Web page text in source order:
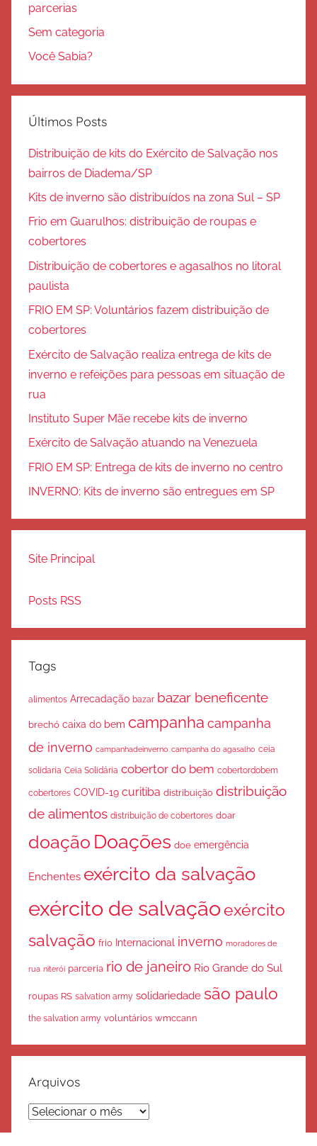
parcerias
Sem categoria
Você Sabia?
Últimos Posts
Distribuição de kits do Exército de Salvação nos
bairros de Diadema/SP
Kits de inverno são distribuídos na zona Sul – SP
Frio em Guarulhos: distribuição de roupas e
cobertores
Distribuição de cobertores e agasalhos no litoral
paulista
FRIO EM SP: Voluntários fazem distribuição de
cobertores
Exército de Salvação realiza entrega de kits de
inverno e refeições para pessoas em situação de
rua
Instituto Super Mãe recebe kits de inverno
Exército de Salvação atuando na Venezuela
FRIO EM SP: Entrega de kits de inverno no centro
INVERNO: Kits de inverno são entregues em SP
Site Principal
Posts RSS
Tags
alimentos Arrecadação bazar bazar beneficente
brechó caixa do bem campanha campanha
de inverno campanhadeinverno campanha do agasalho ceia
solidaria Ceia Solidária cobertor do bem cobertordobem
cobertores COVID-19 curitiba distribuição distribuição
de alimentos distribuição de cobertores doar
doação Doações doe emergência
Enchentes exército da salvação
exército de salvaçãoexército
salvação frio Internacional inverno moradores de
rua niterói parceria rio de janeiro Rio Grande do Sul
roupas RS salvation army solidariedade são paulo
the salvation army voluntários wmccann
Arquivos
Arquivos